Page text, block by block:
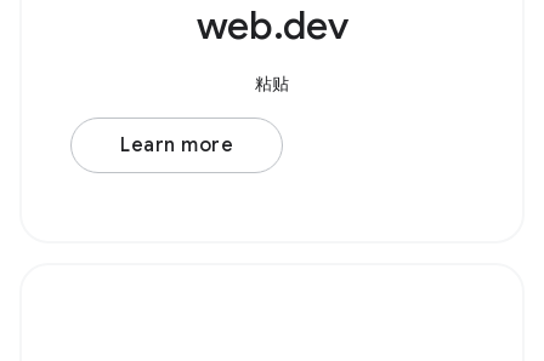
web.dev
粘贴
Learn more